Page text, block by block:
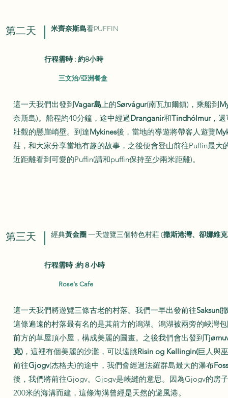
第二天 米齊奈斯島看PUFFIN
行程需時 : 約8小時
三文治/亞洲餐盒
這一天我們出發到Vagar島上的Sørvágur(南瓦加爾鎮)，乘船到
奈斯島)。船程約40分鐘，途中經過Dranganir和Tindhólmur，還
壯觀的懸崖峭壁。到達Mykines後，當地的導遊將帶客人遊覽
莊，和大家分享當地有趣的故事，之後便會登山前往Puffin最大
近距離看到可愛的Puffin(請和puffin保持至少兩米距離)。
第三天 經典黃金圈一天遊覽三個特色村莊 (撒斯港灣、卻娜維
行程需時 :約８小時
Rose's Cafe
這一天我們將遊覽三條古老的村落。我們一早出發前往Saksun(
這條遍遠的村落最有名的是其前方的潟湖。潟湖被兩旁的峽灣
前方的草屋頂小屋，構成美麗的圖畫。之後我們會出發到
克) ，這裡有個美麗的沙灘，可以遠朓Risin og Kellingin(巨人與
前往Gjogv(杰格夫)的途中，我們會經過法羅群島最大的瀑布
後，我們將前往Gjogv。Gjogv是峽縫的意思。因為Gjogv的房
200米的海溝而建，這條海溝曾經是天然的避風港。